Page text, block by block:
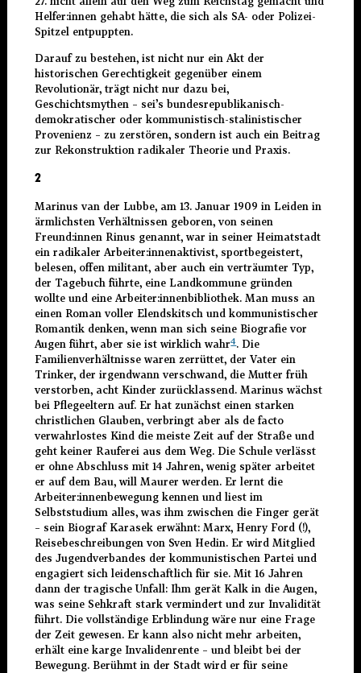
Helfer:innen gehabt hätte, die sich als SA- oder Polizei-
Spitzel entpuppten.
Darauf zu bestehen, ist nicht nur ein Akt der
historischen Gerechtigkeit gegenüber einem
Revolutionär, trägt nicht nur dazu bei,
Geschichtsmythen – sei’s bundesrepublikanisch-
demokratischer oder kommunistisch-stalinistischer
Provenienz – zu zerstören, sondern ist auch ein Beitrag
zur Rekonstruktion radikaler Theorie und Praxis.
2
Marinus van der Lubbe, am 13. Januar 1909 in Leiden in
ärmlichsten Verhältnissen geboren, von seinen
Freund:innen Rinus genannt, war in seiner Heimatstadt
ein radikaler Arbeiter:innenaktivist, sportbegeistert,
belesen, offen militant, aber auch ein verträumter Typ,
der Tagebuch führte, eine Landkommune gründen
wollte und eine Arbeiter:innenbibliothek. Man muss an
einen Roman voller Elendskitsch und kommunistischer
Romantik denken, wenn man sich seine Biografie vor
Augen führt, aber sie ist wirklich wahr4. Die
Familienverhältnisse waren zerrüttet, der Vater ein
Trinker, der irgendwann verschwand, die Mutter früh
verstorben, acht Kinder zurücklassend. Marinus wächst
bei Pflegeeltern auf. Er hat zunächst einen starken
christlichen Glauben, verbringt aber als de facto
verwahrlostes Kind die meiste Zeit auf der Straße und
geht keiner Rauferei aus dem Weg. Die Schule verlässt
er ohne Abschluss mit 14 Jahren, wenig später arbeitet
er auf dem Bau, will Maurer werden. Er lernt die
Arbeiter:innenbewegung kennen und liest im
Selbststudium alles, was ihm zwischen die Finger gerät
– sein Biograf Karasek erwähnt: Marx, Henry Ford (!),
Reisebeschreibungen von Sven Hedin. Er wird Mitglied
des Jugendverbandes der kommunistischen Partei und
engagiert sich leidenschaftlich für sie. Mit 16 Jahren
dann der tragische Unfall: Ihm gerät Kalk in die Augen,
was seine Sehkraft stark vermindert und zur Invalidität
führt. Die vollständige Erblindung wäre nur eine Frage
der Zeit gewesen. Er kann also nicht mehr arbeiten,
erhält eine karge Invalidenrente – und bleibt bei der
Bewegung. Berühmt in der Stadt wird er für seine